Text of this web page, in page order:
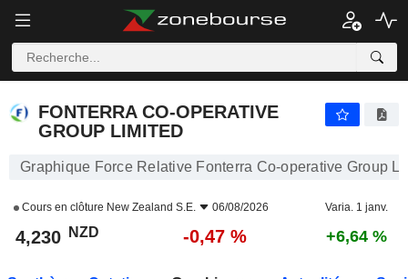
FONTERRA CO-OPERATIVE
GROUP LIMITED
Graphique Force Relative Fonterra Co-operative Group
Cours en clôture New Zealand S.E. 06/08/2026 Varia. 1 janv.
4,230 NZD -0,47 % +6,64 %